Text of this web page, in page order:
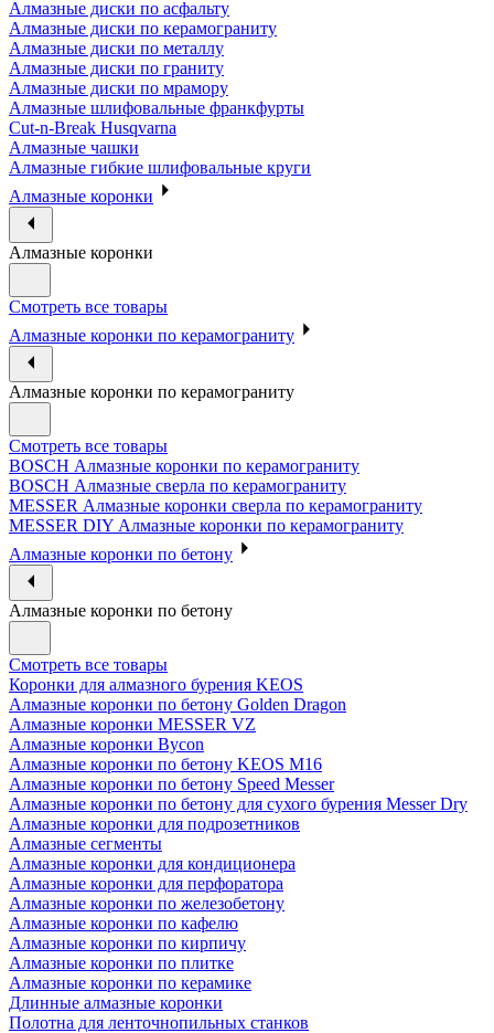
Алмазные диски по асфальту
Алмазные диски по керамограниту
Алмазные диски по металлу
Алмазные диски по граниту
Алмазные диски по мрамору
Алмазные шлифовальные франкфурты
Cut-n-Break Husqvarna
Алмазные чашки
Алмазные гибкие шлифовальные круги
Алмазные коронки
Алмазные коронки
Смотреть все товары
Алмазные коронки по керамограниту
Алмазные коронки по керамограниту
Смотреть все товары
BOSCH Алмазные коронки по керамограниту
BOSCH Алмазные сверла по керамограниту
MESSER Алмазные коронки сверла по керамограниту
MESSER DIY Алмазные коронки по керамограниту
Алмазные коронки по бетону
Алмазные коронки по бетону
Смотреть все товары
Коронки для алмазного бурения KEOS
Алмазные коронки по бетону Golden Dragon
Алмазные коронки MESSER VZ
Алмазные коронки Bycon
Алмазные коронки по бетону KEOS M16
Алмазные коронки по бетону Speed Messer
Алмазные коронки по бетону для сухого бурения Messer Dry
Алмазные коронки для подрозетников
Алмазные сегменты
Алмазные коронки для кондиционера
Алмазные коронки для перфоратора
Алмазные коронки по железобетону
Алмазные коронки по кафелю
Алмазные коронки по кирпичу
Алмазные коронки по плитке
Алмазные коронки по керамике
Длинные алмазные коронки
Полотна для ленточнопильных станков